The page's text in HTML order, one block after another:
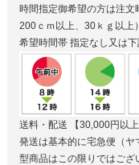
時間指定御希望の方は注
200ｃｍ以上、30ｋｇ以上
希望時間帯指定なし又は下
送料・配送 【30,000円以
発送は基本的に宅急便（
型商品はこの限りではござ